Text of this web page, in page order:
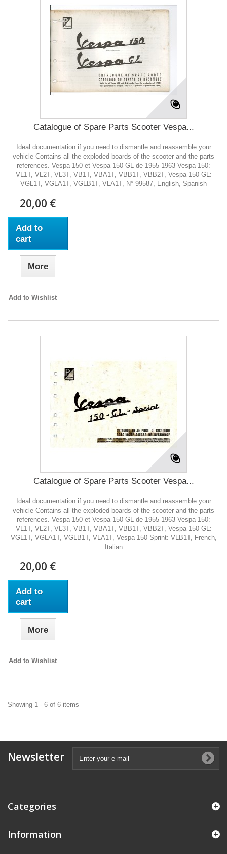
Catalogue of Spare Parts Scooter Vespa...
Ideal documentation if you need to dismantle and reassemble your
vehicle Contains all the exploded boards of the scooter and the parts
references. Vespa 150 et Vespa 150 GL de 1955-1963 Vespa 150:
VL1T, VL2T, VL3T, VB1T, VBA1T, VBB1T, VBB2T, Vespa 150 GL:
VGL1T, VGLA1T, VGLB1T, VLA1T, N° 99587, English, Spanish
20,00 €
Add to
cart
More
Add to Wishlist
Catalogue of Spare Parts Scooter Vespa...
Ideal documentation if you need to dismantle and reassemble your
vehicle Contains all the exploded boards of the scooter and the parts
references. Vespa 150 et Vespa 150 GL de 1955-1963 Vespa 150:
VL1T, VL2T, VL3T, VB1T, VBA1T, VBB1T, VBB2T, Vespa 150 GL:
VGL1T, VGLA1T, VGLB1T, VLA1T, Vespa 150 Sprint: VLB1T, French,
Italian
20,00 €
Add to
cart
More
Add to Wishlist
Showing 1 - 6 of 6 items
Newsletter
Categories
Information